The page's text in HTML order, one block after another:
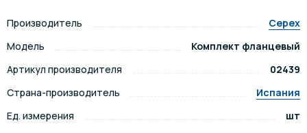
Производитель
Cepex
Модель
Комплект фланцевый
Артикул производителя
02439
Страна-производитель
Испания
Ед. измерения
шт